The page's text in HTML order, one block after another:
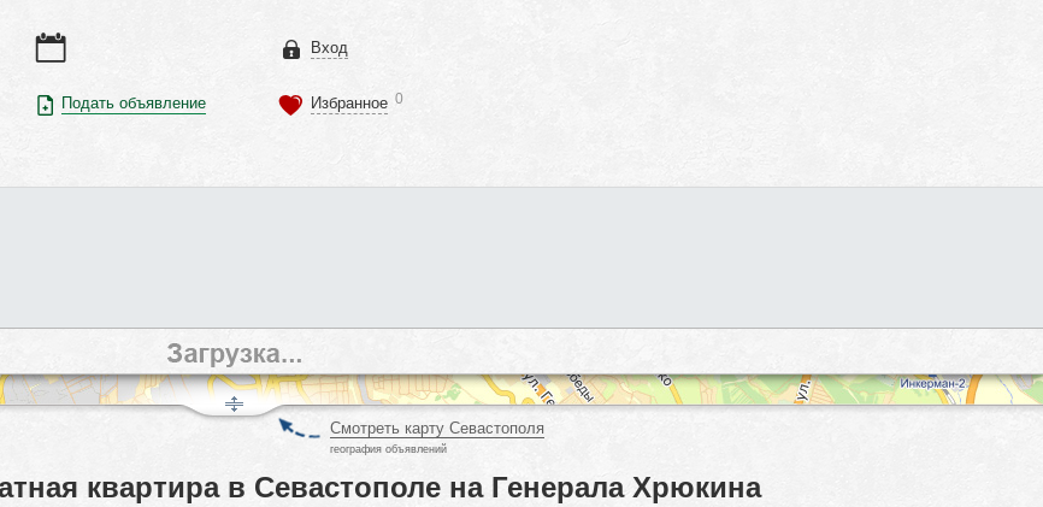
Подать объявление
Вход
Избранное 0
Смотреть карту Севастополя
география объявлений
квартира в Севастополе на Генерала Хрюкина